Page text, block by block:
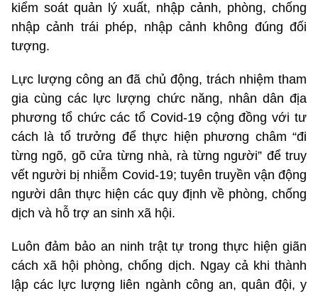
kiểm soát quản lý xuất, nhập cảnh, phòng, chống
nhập cảnh trái phép, nhập cảnh không đúng đối
tượng.
Lực lượng công an đã chủ động, trách nhiệm tham
gia cùng các lực lượng chức năng, nhân dân địa
phương tổ chức các tổ Covid-19 cộng đồng với tư
cách là tổ trưởng để thực hiện phương châm “đi
từng ngõ, gõ cửa từng nhà, rà từng người” để truy
vết người bị nhiễm Covid-19; tuyên truyền vận động
người dân thực hiện các quy định về phòng, chống
dịch và hỗ trợ an sinh xã hội.
Luôn đảm bảo an ninh trật tự trong thực hiện giãn
cách xã hội phòng, chống dịch. Ngay cả khi thành
lập các lực lượng liên ngành công an, quân đội, y